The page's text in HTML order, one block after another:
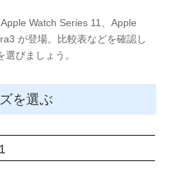
Watch Series 11、Apple
が登場。比較表などを確認し
びましょう。
を選ぶ